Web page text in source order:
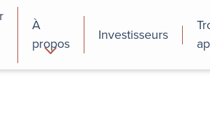
À
propos
Investisseurs